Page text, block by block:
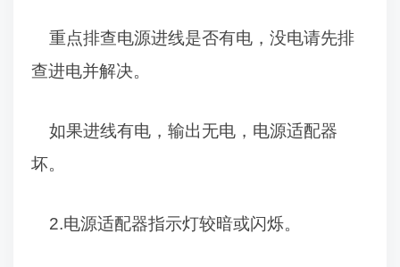
重点排查电源进线是否有电，没电请先排
查进电并解决。
如果进线有电，输出无电，电源适配器
坏。
2.电源适配器指示灯较暗或闪烁。